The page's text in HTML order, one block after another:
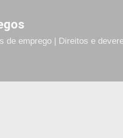
de emprego | Direitos e